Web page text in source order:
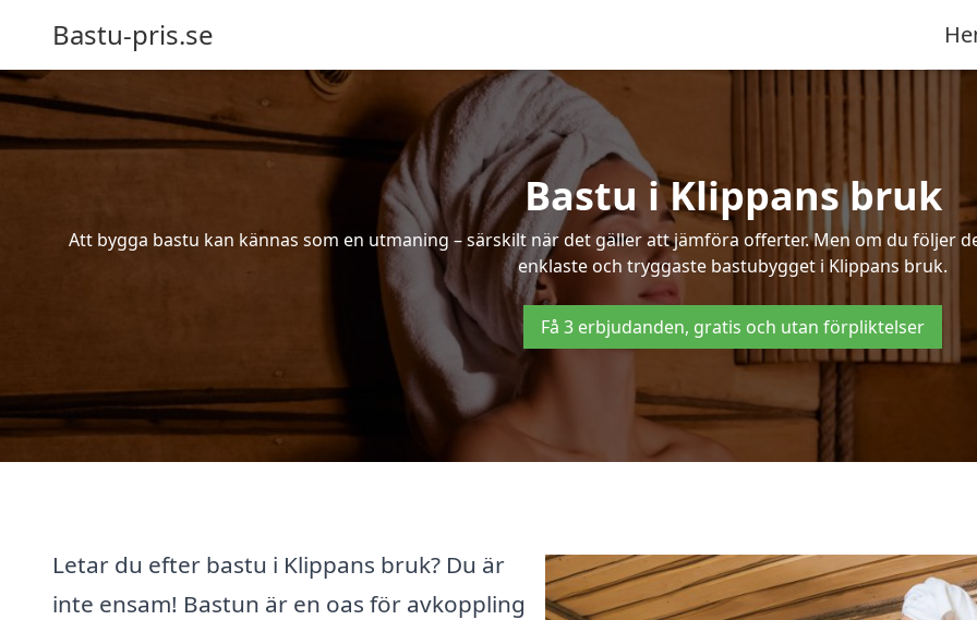
Bastu-pris.se
Bastu i Klippans bruk
Att bygga bastu kan kännas som en utmaning – särskilt när det gäller att jämföra offerter. Men om du följer
enklaste och tryggaste bastubygget i Klippans bruk.
Få 3 erbjudanden, gratis och utan förpliktelser
Letar du efter bastu i Klippans bruk? Du är
inte ensam! Bastun är en oas för avkoppling